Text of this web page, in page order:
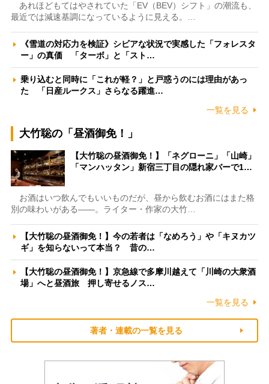
あれほどもてはやされていた「EV（BEV）シフト」の潮流も、
最近では減速基調になっているように見える。…
《雪道の対応力を検証》シビアな状況で実感した「フォレスタ
ー」の真価 「ターボ」と「スト…
乗り込むと同時に「これが軽？」と戸惑うのには理由があっ
た 「日産ルークス」さらなる躍進…
一覧を見る
大竹聡の「昼酒御免！」
【大竹聡の昼酒御免！】「ネグローニ」「山崎」
「マンハッタン」新宿三丁目の隠れ家バーで1…
お酒はいつ飲んでもいいものだが、昼から飲むお酒にはまた格
別の味わいがある――。ライター・作家の大竹…
【大竹聡の昼酒御免！】今の若者は「なめろう」や「キヌカツ
ギ」を知らないって本当？ 昔の…
【大竹聡の昼酒御免！】京急線で多摩川越えて「川崎の大衆酒
場」へと昼酒旅 押し寄せるノス…
一覧を見る
著者・連載の一覧を見る